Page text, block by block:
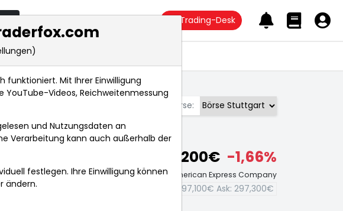
Trading-Desk
Nachrichten
Börse:
297,200€ -1,66%
Echtzeit-Aktienkurs American Express Company
297,100€ Ask: 297,300€
Mit Ihrer Einwilligung
Videos, Reichweitenmessung
und Nutzungsdaten an
Verarbeitung kann auch außerhalb der
festlegen. Ihre Einwilligung können
ändern.